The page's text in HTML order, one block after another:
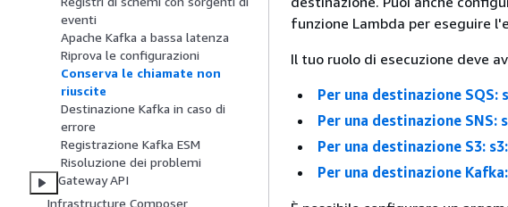
eventi
Apache Kafka a bassa latenza
Riprova le configurazioni
Conserva le chiamate non
riuscite
Destinazione Kafka in caso di
errore
Registrazione Kafka ESM
Risoluzione dei problemi
Gateway API
Infrastructure Composer
funzione Lambda per eseguire
Il tuo ruolo di esecuzione deve
Per una destinazione SQS:
Per una destinazione SNS:
Per una destinazione S3:
Per una destinazione